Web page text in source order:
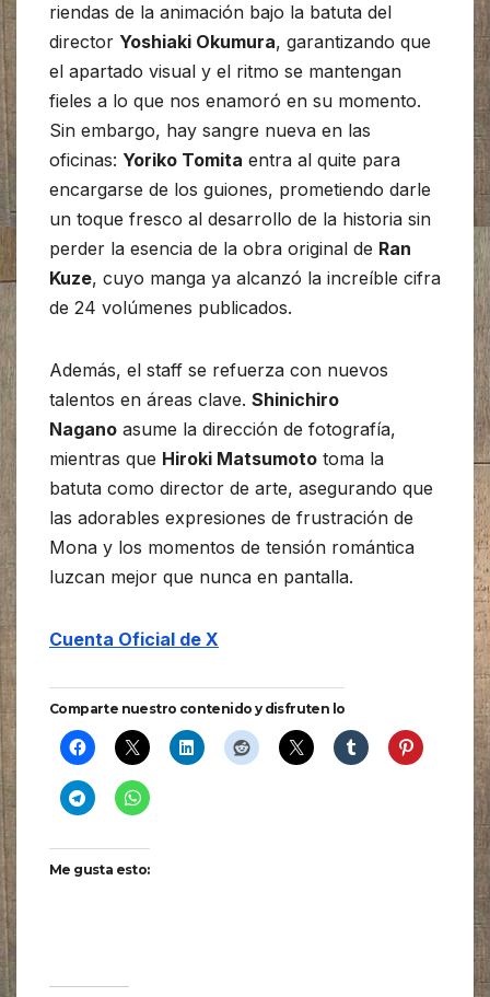
riendas de la animación bajo la batuta del
director Yoshiaki Okumura, garantizando que
el apartado visual y el ritmo se mantengan
fieles a lo que nos enamoró en su momento.
Sin embargo, hay sangre nueva en las
oficinas: Yoriko Tomita entra al quite para
encargarse de los guiones, prometiendo darle
un toque fresco al desarrollo de la historia sin
perder la esencia de la obra original de Ran
Kuze, cuyo manga ya alcanzó la increíble cifra
de 24 volúmenes publicados.
Además, el staff se refuerza con nuevos
talentos en áreas clave. Shinichiro
Nagano asume la dirección de fotografía,
mientras que Hiroki Matsumoto toma la
batuta como director de arte, asegurando que
las adorables expresiones de frustración de
Mona y los momentos de tensión romántica
luzcan mejor que nunca en pantalla.
Cuenta Oficial de X
Comparte nuestro contenido y disfruten lo
Me gusta esto: